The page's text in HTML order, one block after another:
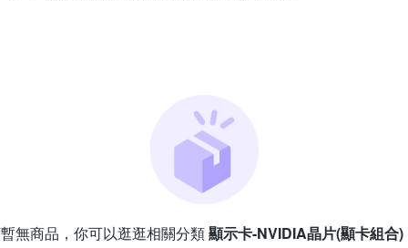
無商品，你可以逛逛相關分類顯示卡-NVIDIA晶片(顯卡組合)